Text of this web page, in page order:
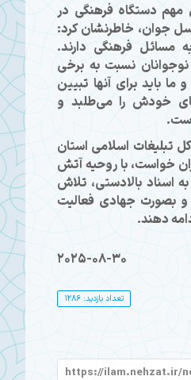
مهم دستگاه فرهنگی در
جوان، خاطرنشان کرد:
مسائل فرهنگی دارند.
نسبت به برخی
ما باید برای آنها تبیین
خودش را می‌طلبد و
تبلیغات اسلامی استان
خواست، با روحیه آتش
به اسناد بالادستی، تلاش
و بصورت جهادی فعالیت
دهند.
2025-08-30
تعداد بازدید: 1286